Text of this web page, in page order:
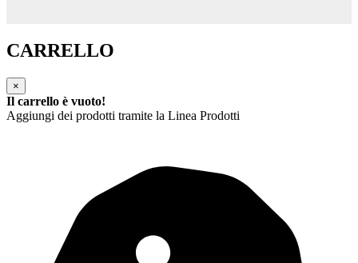
CARRELLO
×
Il carrello è vuoto!
Aggiungi dei prodotti tramite la Linea Prodotti